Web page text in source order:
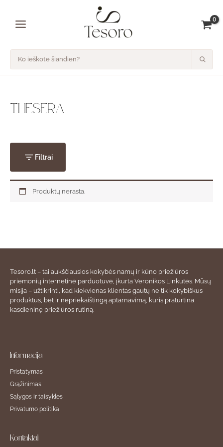
turinio
THESERA
Filtrai
Produktų nerasta.
Tesoro.lt – tai aukščiausios kokybės namų ir kūno priežiūros
priemonių internetinė parduotuvė, įkurta Veronikos Linkutės. Mūsų
misija – užtikrinti, kad kiekvienas klientas gautų ne tik kokybiškus
produktus, bet ir nepriekaištingą aptarnavimą, kuris praturtina
kasdieninę priežiūros rutiną.
Informacija
Pristatymas
Grąžinimas
Sąlygos ir taisyklės
Privatumo politika
Kontaktai